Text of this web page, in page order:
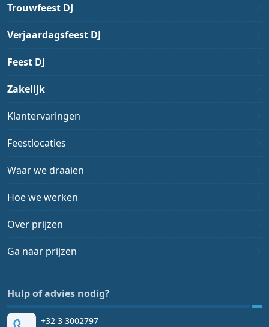
Trouwfeest DJ
Verjaardagsfeest DJ
Feest DJ
Zakelijk
Klantervaringen
Feestlocaties
Waar we draaien
Hoe we werken
Over prijzen
Ga naar prijzen
Hulp of advies nodig?
+32 3 3002797